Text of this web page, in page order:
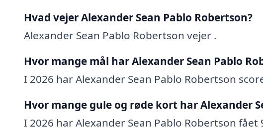
Hvad vejer Alexander Sean Pablo Robertson?
Alexander Sean Pablo Robertson vejer .
Hvor mange mål har Alexander Sean Pablo
I 2026 har Alexander Sean Pablo Robertson
Hvor mange gule og røde kort har Alexander
I 2026 har Alexander Sean Pablo Robertson